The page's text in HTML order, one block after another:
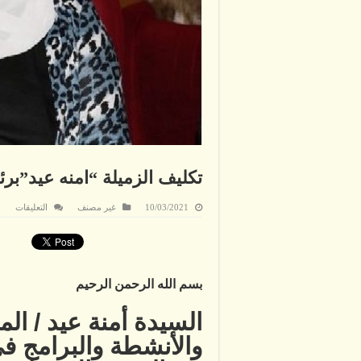
تكليف الزميلة “امنه
10/03/2021 غير مصنف التعليقات
بسم الله الرحمن الرحيم
السيدة أمنة عيد /
والأنشطة والبرامج